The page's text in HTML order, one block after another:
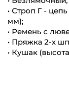
• Строп Г -
мм);
• Ремень с
• Пряжка 2-х
• Кушак